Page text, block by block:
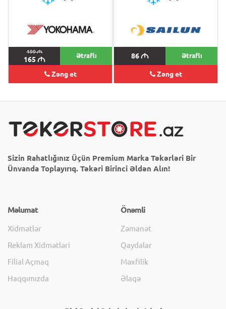
199M
165 M Ətraflı
Zəng et
86M Ətraflı
Zəng et
Sizin Rahatlığınız Üçün Premium Marka Təkərləri Bir
Ünvanda Toplayırıq. Təkəri Birinci Əldən Alın!
Məlumat
Xidmətlər
Reklam Xidmətləri
Filial Açmaq
Haqqımızda
Önəmli
Zəmanət
Qaydalar
Məxfilik
Əlaqə